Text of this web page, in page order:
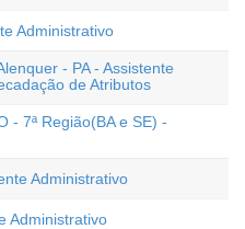
Administrativo
- PA - Assistente
de Atributos
- 7ª Região(BA e SE) -
Administrativo
Administrativo